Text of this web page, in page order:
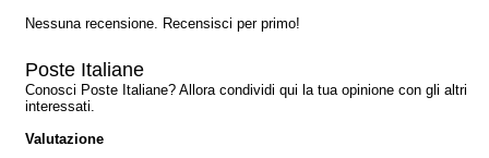
Nessuna recensione. Recensisci per primo!
Poste Italiane
Conosci Poste Italiane? Allora condividi qui la tua opinione con gli altri
interessati.
Valutazione